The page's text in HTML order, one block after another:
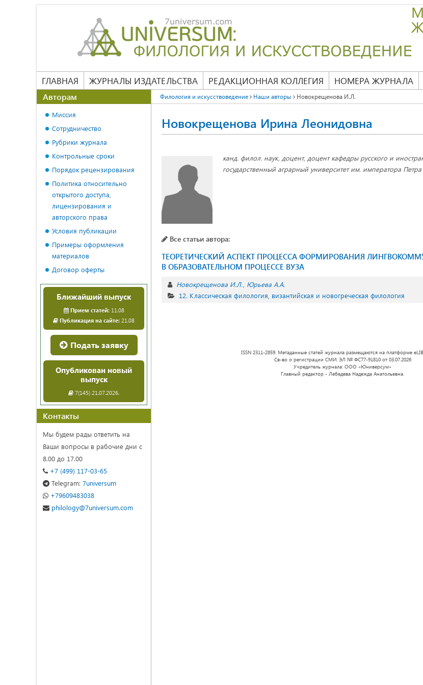
ГЛАВНАЯ ЖУРНАЛЫ ИЗДАТЕЛЬСТВА РЕДАКЦИОННАЯ КОЛЛЕГИЯ НОМЕРА ЖУРНАЛА
Филология и искусствоведение Наши авторы Новокрещенова И.Л.
Новокрещенова Ирина Леонидовна
канд. филол. наук, доцент, доцент кафедры русского и
государственный аграрный университет им. императора
Все статьи автора:
ТЕОРЕТИЧЕСКИЙ АСПЕКТ ПРОЦЕССА ФОРМИРОВАНИЯ
В ОБРАЗОВАТЕЛЬНОМ ПРОЦЕССЕ ВУЗА
Новокрещенова И.Л. Юрьева А.А.
12. Классическая филология, византийская и новогреческая филология
ISSN 2311-2859. Метаданные статей журнала размещаются на платформе
Св-во о регистрации СМИ: ЭЛ № ФС77-91810 от 03.07.2026
Учредитель журнала: ООО «Юниверсум»
Главный редактор - Лебедева Надежда Анатольевна.
Авторам
Миссия
Сотрудничество
Рубрики журнала
Контрольные сроки
Порядок рецензирования
Политика относительно
открытого доступа,
лицензирования и
авторского права
Условия публикации
Примеры оформления
материалов
Договор оферты
Ближайший выпуск
Прием статей:11.08
Публикация на сайте: 21.08
Подать заявку
Опубликован новый
выпуск
7(145) 21.07.2026.
Контакты
Мы будем рады ответить на
Ваши вопросы в рабочие дни с
8.00 до 17.00
+7 (499) 117-03-65
Telegram: 7universum
+79609483038
philology@7universum.com